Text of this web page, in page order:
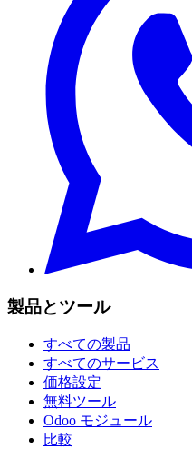
製品とツール
すべての製品
すべてのサービス
価格設定
無料ツール
Odoo モジュール
比較